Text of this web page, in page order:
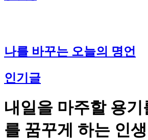
나를 바꾸는 오늘의 명언
인기글
내일을 마주할 용기
를 꿈꾸게 하는 인